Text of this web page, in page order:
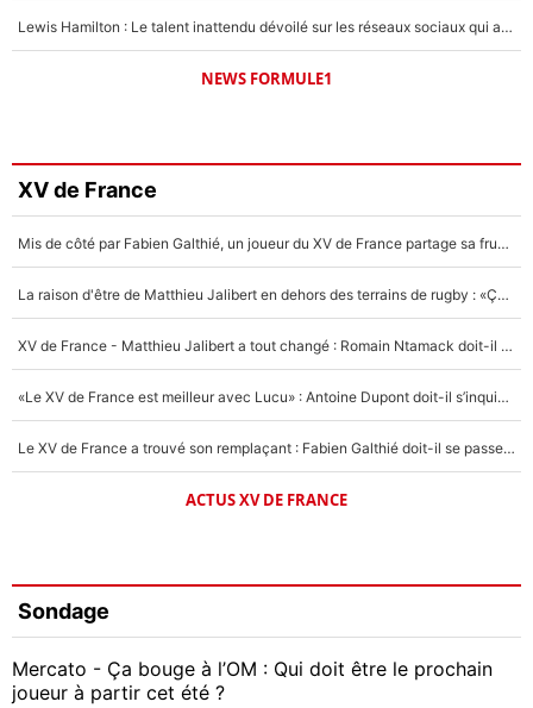
Lewis Hamilton : Le talent inattendu dévoilé sur les réseaux sociaux qui a impressionné Kim Kardashian pendant leurs vacances en amoureux !
NEWS FORMULE1
XV de France
Mis de côté par Fabien Galthié, un joueur du XV de France partage sa frustration : «ils ne me l’ont pas dit tout de suite»
La raison d'être de Matthieu Jalibert en dehors des terrains de rugby : «Ça m'atteint autant que si tu touches à un membre de ma famille»
XV de France - Matthieu Jalibert a tout changé : Romain Ntamack doit-il s’inquiéter pour sa place à un an de la Coupe du monde ?
«Le XV de France est meilleur avec Lucu» : Antoine Dupont doit-il s’inquiéter pour sa place ?
Le XV de France a trouvé son remplaçant : Fabien Galthié doit-il se passer d'Antoine Dupont ?
ACTUS XV DE FRANCE
Sondage
Mercato - Ça bouge à l’OM : Qui doit être le prochain
joueur à partir cet été ?